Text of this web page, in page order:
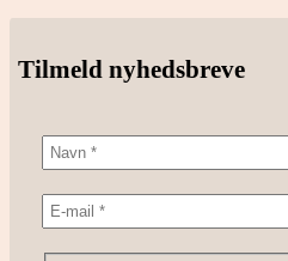
Tilmeld nyhedsbreve